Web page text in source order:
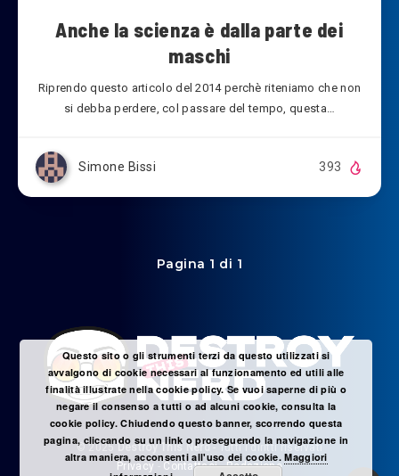
Anche la scienza è dalla parte dei
maschi
Riprendo questo articolo del 2014 perchè riteniamo che non
si debba perdere, col passare del tempo, questa…
Simone Bissi 393
Pagina 1 di 1
© 2025 Destroy This Nerd- Tutti i diritti riservati
Privacy
Contattaci-Redazione
Questo sito o gli strumenti terzi da questo utilizzati si
avvalgono di cookie necessari al funzionamento ed utili alle
finalità illustrate nella cookie policy. Se vuoi saperne di più o
negare il consenso a tutti o ad alcuni cookie, consulta la
cookie policy. Chiudendo questo banner, scorrendo questa
pagina, cliccando su un link o proseguendo la navigazione in
altra maniera, acconsenti all'uso dei cookie.Maggiori